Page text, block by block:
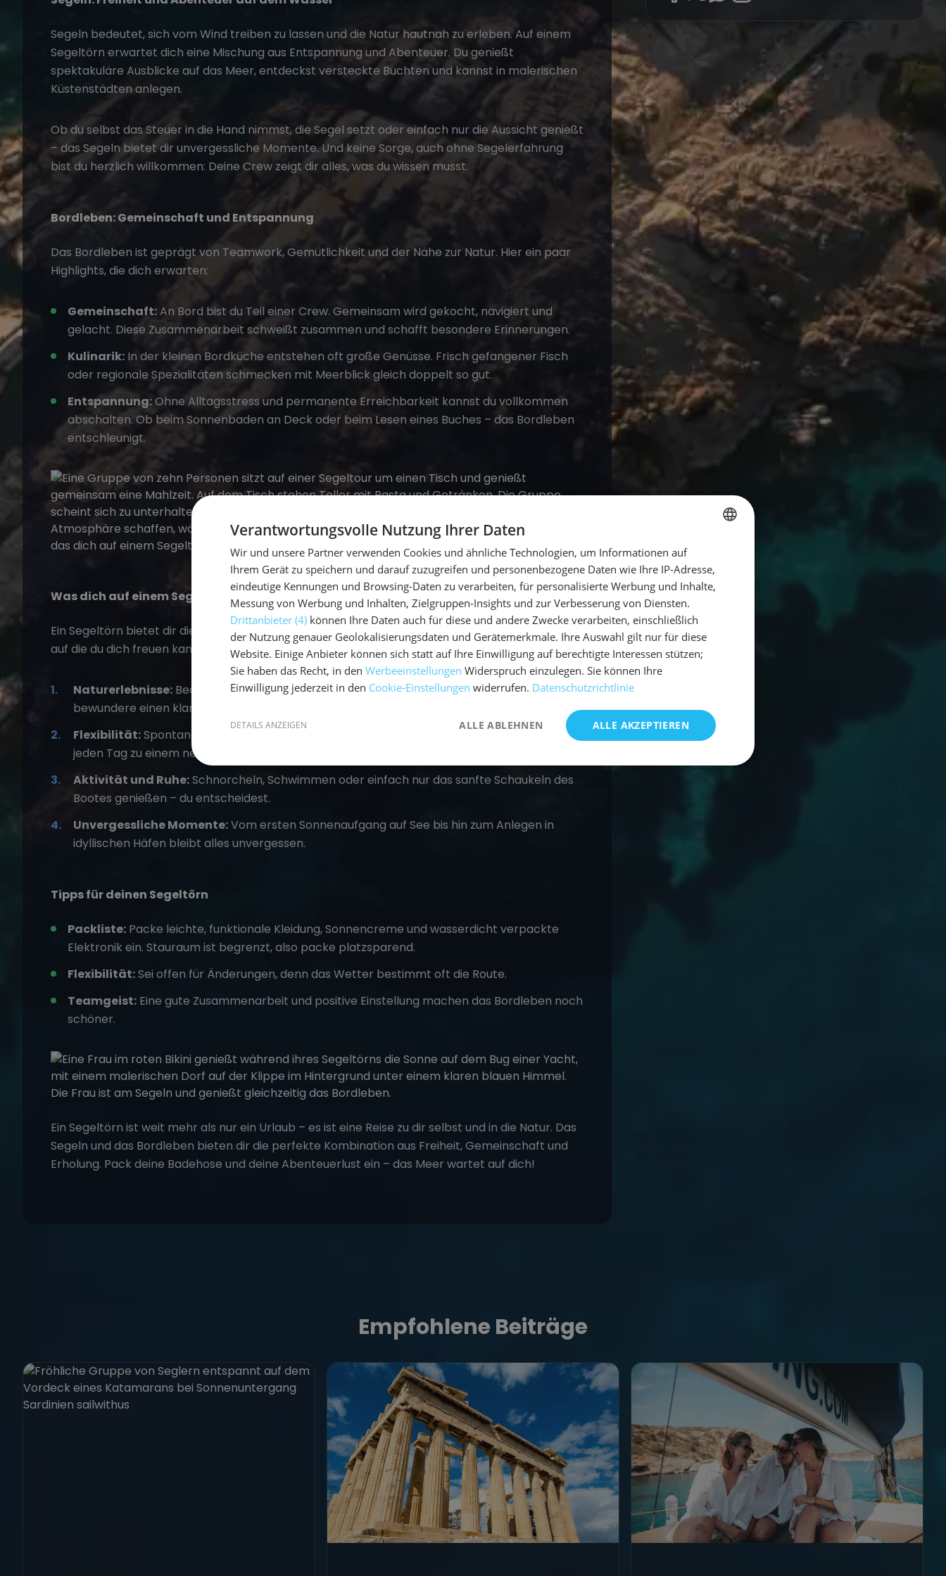
Segeln bedeutet, sich vom Wind treiben zu lassen und die Natur hautnah zu erleben. Auf einem
Segeltörn erwartet dich eine Mischung aus Entspannung und Abenteuer. Du genießt
spektakuläre Ausblicke auf das Meer, entdeckst versteckte Buchten und kannst in malerischen
Küstenstädten anlegen.
Ob du selbst das Steuer in die Hand nimmst, die Segel setzt oder einfach nur die Aussicht genießt
– das Segelnbietet dir unvergessliche Momente. Und keine Sorge, auch ohne Segelerfahrung
bist du herzlich willkommen: Deine Crew zeigt dir alles, was du wissen musst.
Bordleben: Gemeinschaft und Entspannung
Das Bordleben ist geprägt von Teamwork, Gemütlichkeit und der Nähe zur Natur. Hier ein paar
Highlights, die dich erwarten:
Gemeinschaft:An Bord bist du Teil einer Crew. Gemeinsam wird gekocht, navigiert und
gelacht. Diese Zusammenarbeit schweißt zusammen und schafft besondere Erinnerungen.
Kulinarik: In der kleinen Bordküche entstehen oft große Genüsse. Frisch gefangener Fisch
oder regionale Spezialitäten schmecken mit Meerblick gleich doppelt so gut.
Entspannung:Ohne Alltagsstress und permanente Erreichbarkeit kannst du vollkommen
abschalten. Ob beim Sonnenbaden an Deck oder beim Lesen eines Buches – das Bordleben
entschleunigt.
Was dich auf einem Segeltörn erwartet
Ein Segeltörn bietet dir die perfekte Mischung aus Abenteuer und Erholung. Hier ein paar Dinge,
auf die du dich freuen kannst:
Naturerlebnisse: Beobachte Delfine, genieße atemberaubende Sonnenuntergänge und
bewundere einen klaren Sternenhimmel.
Flexibilität:Spontane Kursänderungen je nach Wetterlage oder Lust und Laune machen
jeden Tag zu einem neuen Abenteuer.
Aktivität und Ruhe:Schnorcheln, Schwimmen oder einfach nur das sanfte Schaukeln des
Bootes genießen – du entscheidest.
Unvergessliche Momente:Vom ersten Sonnenaufgang auf See bis hin zum Anlegen in
idyllischen Häfen bleibt alles unvergessen.
Tipps für deinen Segeltörn
Packliste: Packe leichte, funktionale Kleidung, Sonnencreme und wasserdicht verpackte
Elektronik ein. Stauraum ist begrenzt, also packe platzsparend.
Flexibilität:Sei offen für Änderungen, denn das Wetter bestimmt oft die Route.
Teamgeist: Eine gute Zusammenarbeit und positive Einstellung machen das Bordleben noch
schöner.
Ein Segeltörn ist weit mehr als nur ein Urlaub – es ist eine Reise zu dir selbst und in die Natur. Das
Segeln und das Bordleben bieten dir die perfekte Kombination aus Freiheit, Gemeinschaft und
Erholung. Pack deine Badehose und deine Abenteuerlust ein – das Meer wartet auf dich!
Empfohlene Beiträge
GERMAN
Verantwortungsvolle Nutzung Ihrer Daten
Wir und unsere Partner verwenden Cookies und ähnliche Technologien, um Informationen auf
Ihrem Gerät zu speichern und darauf zuzugreifen und personenbezogene Daten wie Ihre IP-Adresse,
eindeutige Kennungen und Browsing-Daten zu verarbeiten, für personalisierte Werbung und Inhalte,
Messung von Werbung und Inhalten, Zielgruppen-Insights und zur Verbesserung von Diensten.
Drittanbieter (4) können Ihre Daten auch für diese und andere Zwecke verarbeiten, einschließlich
der Nutzung genauer Geolokalisierungsdaten und Gerätemerkmale. Ihre Auswahl gilt nur für diese
Website. Einige Anbieter können sich statt auf Ihre Einwilligung auf berechtigte Interessen stützen;
Sie haben das Recht, in den Werbeeinstellungen Widerspruch einzulegen. Sie können Ihre
Einwilligung jederzeit in den Cookie-Einstellungen widerrufen. Datenschutzrichtlinie
ALLE AKZEPTIEREN
ALLE ABLEHNEN
DETAILS ANZEIGEN